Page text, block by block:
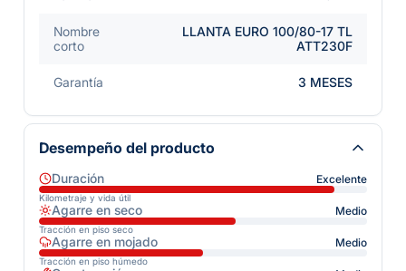
Nombre
corto
LLANTA EURO 100/80-17 TL
ATT230F
Garantía 3 MESES
Desempeño del producto
Duración Excelente
Kilometraje y vida útil
Agarre en seco Medio
Tracción en piso seco
Agarre en mojado Medio
Tracción en piso húmedo